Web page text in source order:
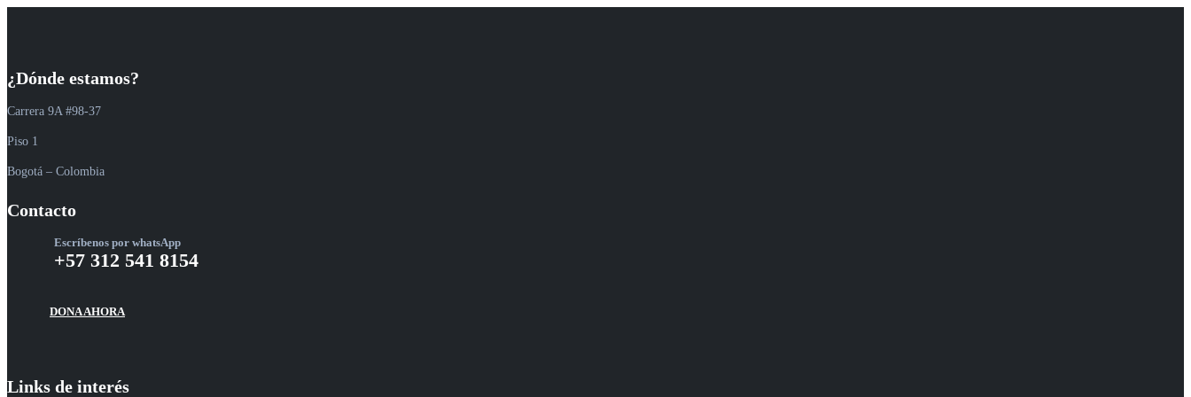
¿Dónde estamos?
Carrera 9A #98-37
Piso 1
Bogotá – Colombia
Contacto
Escríbenos por whatsApp
+57 312 541 8154
DONA AHORA
Links de interés